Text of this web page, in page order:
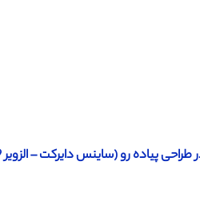
(ساینس دایرکت – الزویر 2019) (ترجمه ویژه – طلایی